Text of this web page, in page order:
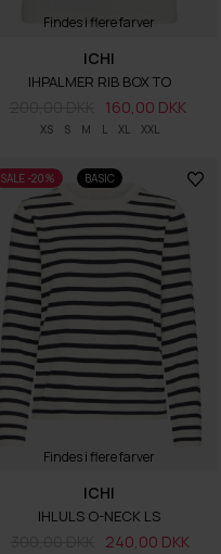
Findes i flere farver
XS S M L XL XXL
ICHI
IHPALMER RIB BOX TO
160,00 DKK
SALE -20% BASIC
Findes i flere farver
ICHI
IHLULS O-NECK LS
240,00 DKK